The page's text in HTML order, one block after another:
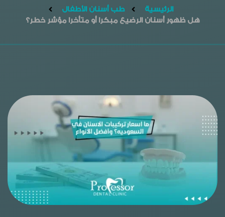
الرئيسية
طب أسنان الأطفال
هل ظهور أسنان الرضيع مبكرا أو متأخرا مؤشر خطر؟